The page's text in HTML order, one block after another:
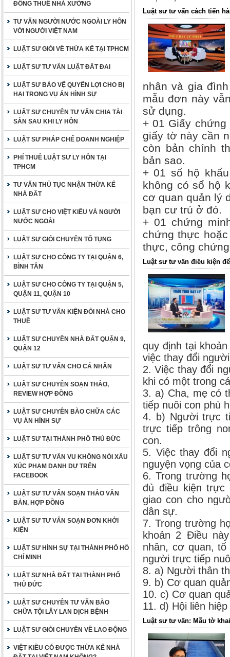
ĐỒNG THUÊ NHÀ XƯỞNG
TƯ VẤN NGƯỜI NƯỚC NGOÀI LY HÔN
VỚI NGƯỜI VIỆT NAM
LUẬT SƯ GIỎI VỀ THỪA KẾ TẠI TPHCM
LUẬT SƯ TƯ VẤN LUẬT ĐẤT ĐAI
LUẬT SƯ BẢO VỆ QUYỀN LỢI CHO BỊ
HẠI TRONG VỤ ÁN HÌNH SỰ
LUẬT SƯ CHUYÊN TƯ VẤN CHIA TÀI
SẢN SAU KHI LY HÔN
LUẬT SƯ PHÁP CHẾ DOANH NGHIỆP
PHÍ THUÊ LUẬT SƯ LY HÔN TẠI
TPHCM
TƯ VẤN THỦ TỤC NHẬN THỪA KẾ
NHÀ ĐẤT
LUẬT SƯ CHO VIỆT KIỀU VÀ NGƯỜI
NƯỚC NGOÀI
LUẬT SƯ GIỎI CHUYÊN TỐ TỤNG
LUẬT SƯ CHO CÔNG TY TẠI QUẬN 6,
BÌNH TÂN
LUẬT SƯ CHO CÔNG TY TẠI QUẬN 5,
QUẬN 11, QUẬN 10
LUẬT SƯ TƯ VẤN KIỆN ĐÒI NHÀ CHO
THUÊ
LUẬT SƯ CHUYÊN NHÀ ĐẤT QUẬN 9,
QUẬN 12
LUẬT SƯ TƯ VẤN CHO CÁ NHÂN
LUẬT SƯ CHUYÊN SOẠN THẢO,
REVIEW HỢP ĐỒNG
LUẬT SƯ CHUYÊN BÀO CHỮA CÁC
VỤ ÁN HÌNH SỰ
LUẬT SƯ TẠI THÀNH PHỐ THỦ ĐỨC
LUẬT SƯ TƯ VẤN VU KHỐNG NÓI XẤU
XÚC PHẠM DANH DỰ TRÊN
FACEBOOK
LUẬT SƯ TƯ VẤN SOẠN THẢO VĂN
BẢN, HỢP ĐỒNG
LUẬT SƯ TƯ VẤN SOẠN ĐƠN KHỞI
KIỆN
LUẬT SƯ HÌNH SỰ TẠI THÀNH PHỐ HỒ
CHÍ MINH
LUẬT SƯ NHÀ ĐẤT TẠI THÀNH PHỐ
THỦ ĐỨC
LUẬT SƯ CHUYÊN TƯ VẤN BÀO
CHỮA TỘI LÂY LAN DỊCH BỆNH
LUẬT SƯ GIỎI CHUYÊN VỀ LAO ĐỘNG
VIỆT KIỀU CÓ ĐƯỢC THỪA KẾ NHÀ
Luật sư tư vấn cách tiến
nhân và gia
mẫu đơn này
sử dụng.
+ 01 Giấy
giấy tờ này cần
còn bản chính
bản sao.
+ 01 sổ hộ
không có sổ hộ
cơ quan quản lý
bạn cư trú ở đó.
+ 01 chứng
chứng thực
thực, công
Luật sư tư vấn điều kiện
quy định tại
việc thay đổi
2. Việc thay đổi
khi có một trong
3. a) Cha, mẹ có
tiếp nuôi con phù
4. b) Người trực
trực tiếp trông
con.
5. Việc thay đổi
nguyện vọng của
6. Trong trường
đủ điều kiện trực
giao con cho
dân sự.
7. Trong trường
khoản 2 Điều
nhân, cơ quan,
người trực tiếp
8. a) Người thân
9. b) Cơ quan
10. c) Cơ quan
11. d) Hội liên
Luật sư tư vấn: Mẫu tờ